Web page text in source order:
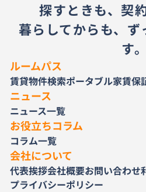
探すときも、契
暮らしてからも、ず
す。
ルームパス
賃貸物件検索ポータブル家賃保
ニュース
ニュース一覧
お役立ちコラム
コラム一覧
会社について
代表挨拶会社概要お問い合わせ
プライバシーポリシー